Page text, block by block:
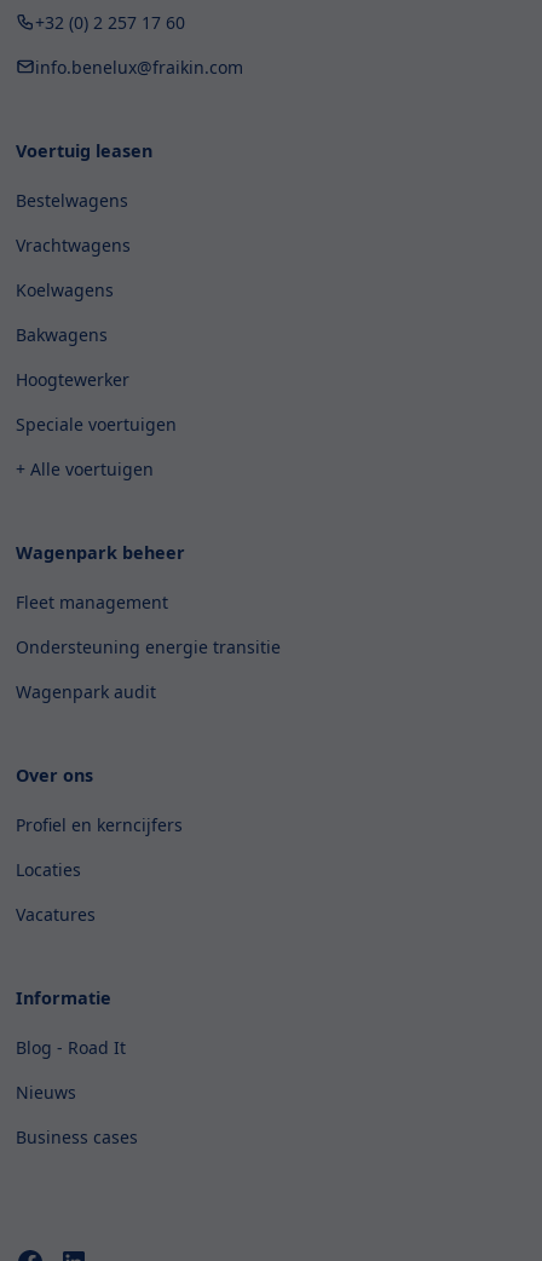
+32 (0) 2 257 17 60
info.benelux@fraikin.com
Voertuig leasen
Bestelwagens
Vrachtwagens
Koelwagens
Bakwagens
Hoogtewerker
Speciale voertuigen
+ Alle voertuigen
Wagenpark beheer
Fleet management
Ondersteuning energie transitie
Wagenpark audit
Over ons
Profiel en kerncijfers
Locaties
Vacatures
Informatie
Blog - Road It
Nieuws
Business cases